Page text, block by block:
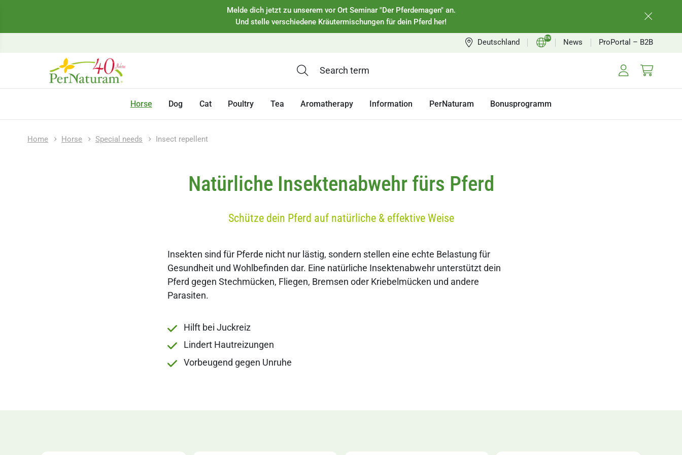
Melde dich jetzt zu unserem vor Ort Seminar "Der Pferdemagen" an.
Und stelle verschiedene Kräutermischungen für dein Pferd her!
Deutschland EN News ProPortal – B2B
Horse Dog Cat Poultry Tea Aromatherapy Information PerNaturam Bonusprogramm
Home Horse Special needs Insect repellent
Natürliche Insektenabwehr fürs Pferd
Schütze dein Pferd auf natürliche & effektive Weise
Insekten sind für Pferde nicht nur lästig, sondern stellen eine echte Belastung für
Gesundheit und Wohlbefinden dar. Eine natürliche Insektenabwehr unterstützt dein
Pferd gegen Stechmücken, Fliegen, Bremsen oder Kriebelmücken und andere
Parasiten.
Hilft bei Juckreiz
Lindert Hautreizungen
Vorbeugend gegen Unruhe